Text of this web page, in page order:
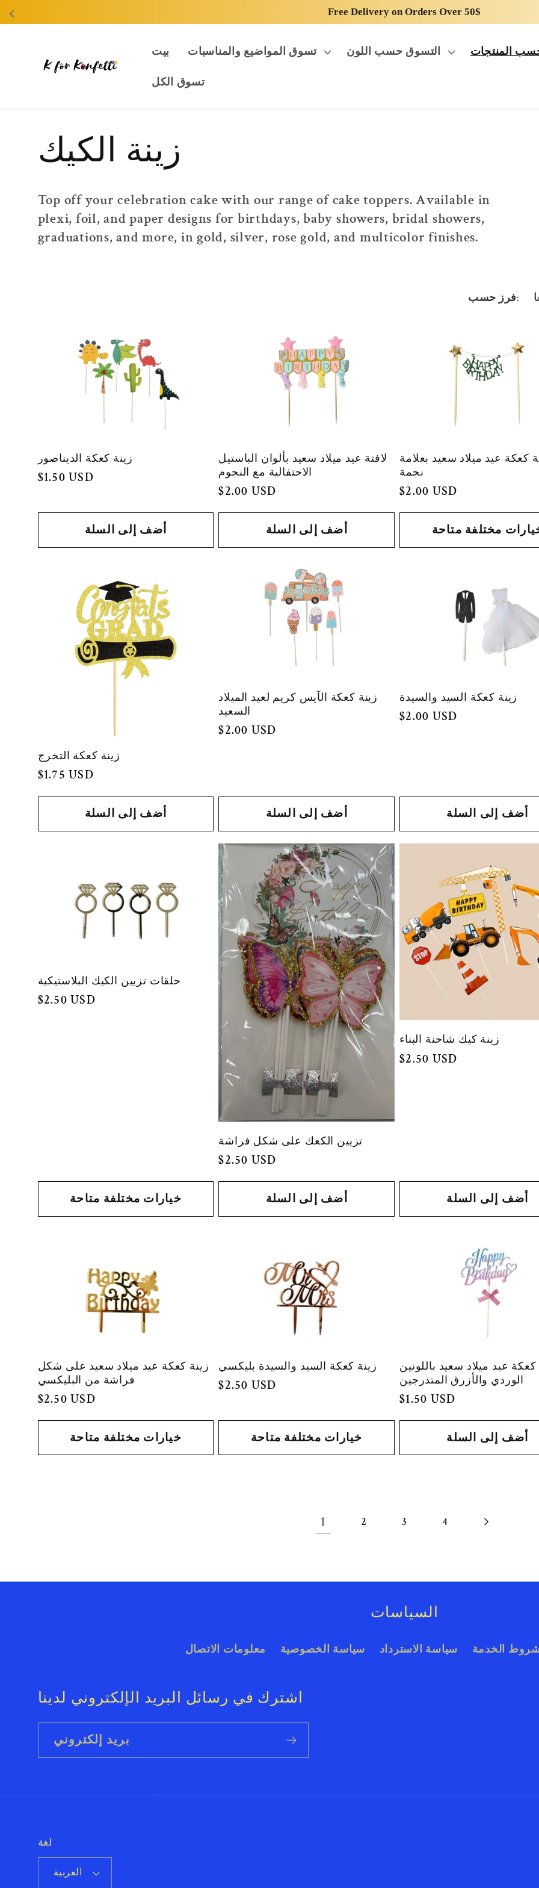
Free Delivery on Orders Over 50$
بيت تسوق المواضيع والمناسبات التسوق حسب اللون المنتجات
تسوق الكل
م
ج
م
زينة الكيك
Top off your celebration cake with our range of cake toppers. Available in
plexi, foil, and paper designs for birthdays, baby showers, bridal showers,
graduations, and more, in gold, silver, rose gold, and multicolor finishes.
فرز حسب:
زينة كعكة الديناصور
السعر
$1.50 USD
أضف إلى السلة
لافتة عيد ميلاد سعيد بألوان الباستيل
الاحتفالية مع النجوم
السعر
العادي
$2.00 USD
أضف إلى السلة
كعكة عيد ميلاد سعيد بعلامة
نجمة
السعر
العادي
$2.00 USD
مختلفة متاحة
زينة كعكة التخرج
السعر
$1.75 USD
أضف إلى السلة
زينة كعكة الآيس كريم لعيد الميلاد
السعيد
السعر
$2.00 USD
أضف إلى السلة
زينة كعكة السيد والسيدة
السعر
$2.00 USD
أضف إلى السلة
حلقات تزيين الكيك البلاستيكية
السعر
$2.50 USD
خيارات مختلفة متاحة
تزيين الكعك على شكل فراشة
السعر
$2.50 USD
أضف إلى السلة
زينة كيك شاحنة البناء
السعر
$2.50 USD
أضف إلى السلة
زينة كعكة عيد ميلاد سعيد على شكل
فراشة من البليكسي
السعر
$2.50 USD
خيارات مختلفة متاحة
زينة كعكة السيد والسيدة بليكسي
السعر
$2.50 USD
خيارات مختلفة متاحة
كعكة عيد ميلاد سعيد باللونين
الوردي والأزرق المتدرجين
السعر
$1.50 USD
أضف إلى السلة
1 2 3 4
السياسات
معلومات الاتصال سياسة الخصوصية سياسة الاسترداد الخدمة
اشترك في رسائل البريد الإلكتروني لدينا
بريد إلكتروني
لغة
العربية